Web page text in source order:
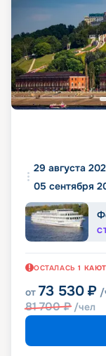
29 августа
05 сентября
ОСТАЛАСЬ 1
от 73 530 ₽ /
81 700₽ /чел